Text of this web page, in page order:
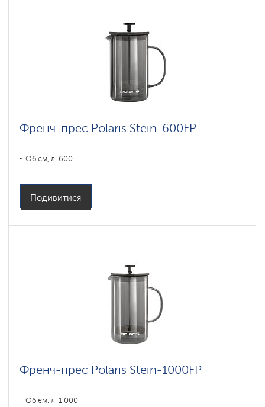
Френч-прес Polaris Stein-600FP
Об'єм, л: 600
Подивитися
Френч-прес Polaris Stein-1000FP
Об'єм, л: 1 000